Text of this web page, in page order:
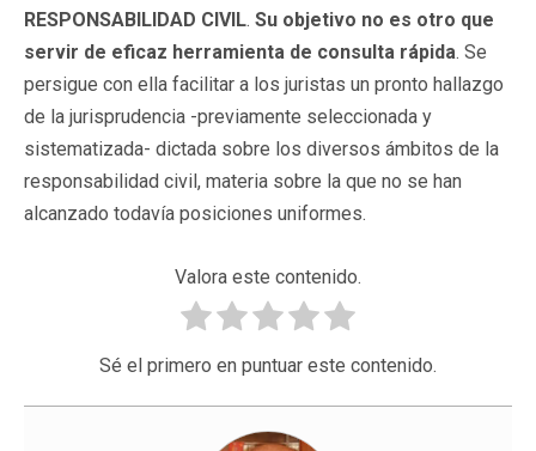
RESPONSABILIDAD CIVIL. Su objetivo no es otro que
servir de eficaz herramienta de consulta rápida. Se
persigue con ella facilitar a los juristas un pronto hallazgo
de la jurisprudencia -previamente seleccionada y
sistematizada- dictada sobre los diversos ámbitos de la
responsabilidad civil, materia sobre la que no se han
alcanzado todavía posiciones uniformes.
Valora este contenido.
Sé el primero en puntuar este contenido.